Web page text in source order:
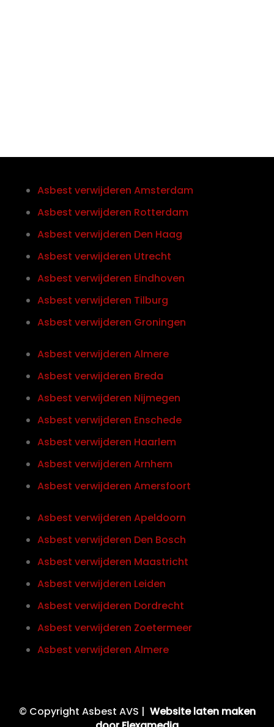
Asbest verwijderen Amsterdam
Asbest verwijderen Rotterdam
Asbest verwijderen Den Haag
Asbest verwijderen Utrecht
Asbest verwijderen Eindhoven
Asbest verwijderen Tilburg
Asbest verwijderen Groningen
Asbest verwijderen Almere
Asbest verwijderen Breda
Asbest verwijderen Nijmegen
Asbest verwijderen Enschede
Asbest verwijderen Haarlem
Asbest verwijderen Arnhem
Asbest verwijderen Amersfoort
Asbest verwijderen Apeldoorn
Asbest verwijderen Den Bosch
Asbest verwijderen Maastricht
Asbest verwijderen Leiden
Asbest verwijderen Dordrecht
Asbest verwijderen Zoetermeer
Asbest verwijderen Almere
© Copyright Asbest AVS | Website laten maken